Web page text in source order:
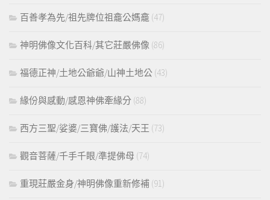
百善孝為先/祖先牌位祖龕公媽龕 (47)
神明佛像文化百科/其它莊嚴佛像 (86)
福德正神/土地公爺爺/山神土地公 (43)
緣份與感動/感恩神佛牽緣分 (88)
西方三聖/娑婆/三寶佛/護法/天王 (73)
觀音菩薩/千手千眼/準提佛母 (74)
重現莊嚴金身/神明佛像重新修補 (91)